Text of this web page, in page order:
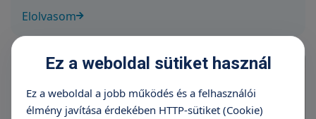
Elolvasom
Ez a weboldal sütiket használ
Ez a weboldal a jobb működés és a felhasználói
élmény javítása érdekében HTTP-sütiket (Cookie)